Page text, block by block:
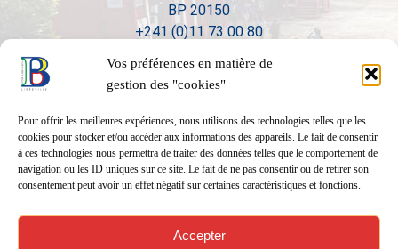
Vos préférences en matière de
gestion des "cookies"
Pour offrir les meilleures expériences, nous utilisons des technologies telles que les
cookies pour stocker et/ou accéder aux informations des appareils. Le fait de consentir
à ces technologies nous permettra de traiter des données telles que le comportement de
navigation ou les ID uniques sur ce site. Le fait de ne pas consentir ou de retirer son
consentement peut avoir un effet négatif sur certaines caractéristiques et fonctions.
Accepter
BP 20150
+241 (0)11 73 00 80